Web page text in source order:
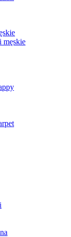
męskie